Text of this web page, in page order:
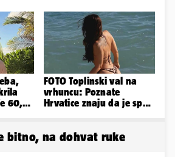
60,
FOTO Toplinski val na
vrhuncu: Poznate
Hrvatice znaju da je spas
bitno, na dohvat ruke